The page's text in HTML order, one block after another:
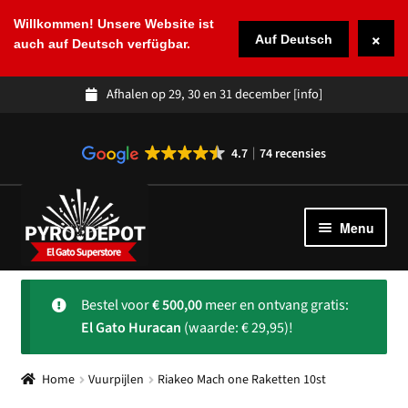
Willkommen! Unsere Website ist
auch auf Deutsch verfügbar.
Auf Deutsch ×
Afhalen op 29, 30 en 31 december[info]
4.7 74 recensies
door
naar
navigatie
naar
de
inhoud
Menu
Winkel
Spaans vuurwerk
Over ons
Bestel voor€500,00meer en ontvang gratis:
El Gato Huracan (waarde: € 29,95)!
Home Vuurpijlen Riakeo Mach one Raketten 10st